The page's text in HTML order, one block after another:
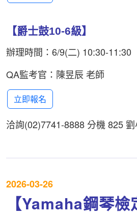
【爵士鼓10-6級】
辦理時間：6/9(二) 10:30-11:30
QA監考官：陳昱辰 老師
立即報名
洽詢(02)7741-8888 分機 825
2026-03-26
【Yamaha鋼琴